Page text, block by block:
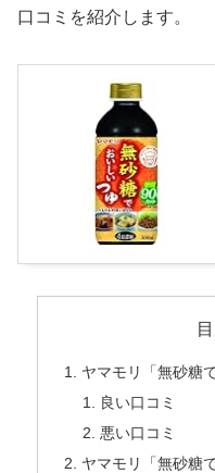
口コミを紹介します。
ヤマモリ「無砂糖
良い口コミ
悪い口コミ
ヤマモリ「無砂糖